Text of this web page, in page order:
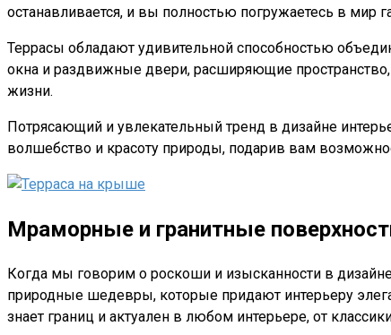
останавливается, и вы полностью погружаетесь в мир
Террасы обладают удивительной способностью
окна и раздвижные двери, расширяющие
жизни.
Потрясающий и увлекательный тренд в дизайне
волшебство и красоту природы, подарив вам
Мраморные и гранитные
Когда мы говорим о роскоши и изысканности в
природные шедевры, которые придают интерьеру
знает границ и актуален в любом интерьере, от